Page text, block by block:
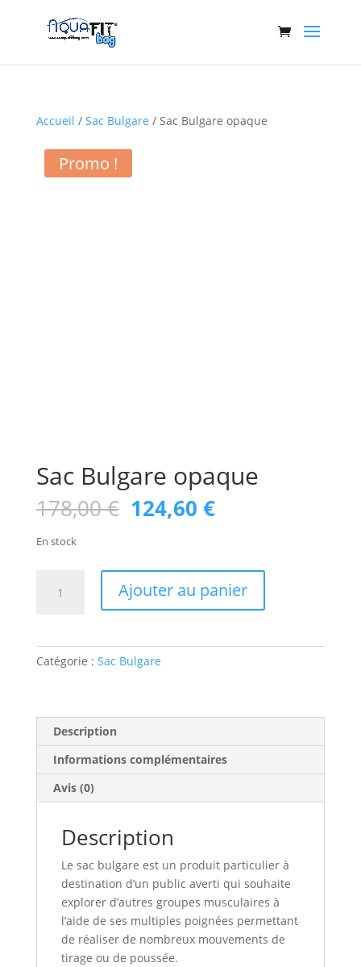
Accueil / Sac Bulgare / Sac Bulgare opaque
Promo !
Sac Bulgare opaque
178,00€ Le
prix
était :
178,00 €.
124,60 €Le
prix
est :
124,60 €.
En stock
opaque
Ajouter au panier
Catégorie : Sac Bulgare
Description
Informations complémentaires
Avis (0)
Description
Le sac bulgare est un produit particulier à
destination d’un public averti qui souhaite
explorer d’autres groupes musculaires à
l’aide de ses multiples poignées permettant
de réaliser de nombreux mouvements de
tirage ou de poussée.